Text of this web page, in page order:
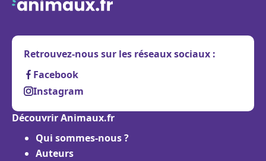
Retrouvez-nous sur les réseaux sociaux :
Facebook
Instagram
Découvrir Animaux.fr
Qui sommes-nous ?
Auteurs